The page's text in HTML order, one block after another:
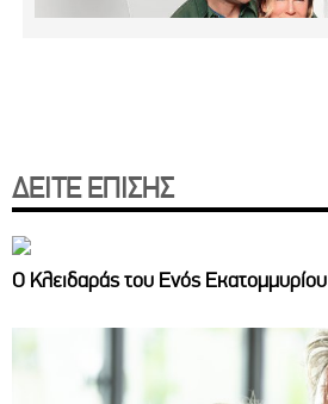
ΔΕΙΤΕ ΕΠΙΣΗΣ
Ο Κλειδαράς του Ενός Εκατομμυρίου